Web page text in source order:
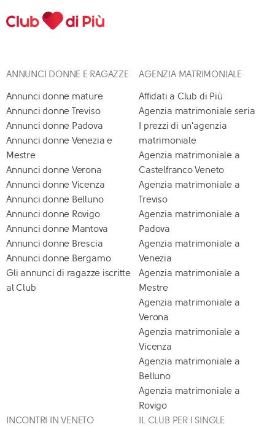
ANNUNCI DONNE E RAGAZZE
Annunci donne mature
Annunci donne Treviso
Annunci donne Padova
Annunci donne Venezia e
Mestre
Annunci donne Verona
Annunci donne Vicenza
Annunci donne Belluno
Annunci donne Rovigo
Annunci donne Mantova
Annunci donne Brescia
Annunci donne Bergamo
Gli annunci di ragazze iscritte
al Club
AGENZIA MATRIMONIALE
Affidati a Club di Più
Agenzia matrimoniale seria
I prezzi di un'agenzia
matrimoniale
Agenzia matrimoniale a
Castelfranco Veneto
Agenzia matrimoniale a
Treviso
Agenzia matrimoniale a
Padova
Agenzia matrimoniale a
Venezia
Agenzia matrimoniale a
Mestre
Agenzia matrimoniale a
Verona
Agenzia matrimoniale a
Vicenza
Agenzia matrimoniale a
Belluno
Agenzia matrimoniale a
Rovigo
INCONTRI IN VENETO
IL CLUB PER I SINGLE